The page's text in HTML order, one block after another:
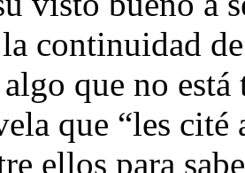
continuidad
que no
que “les
ellos para